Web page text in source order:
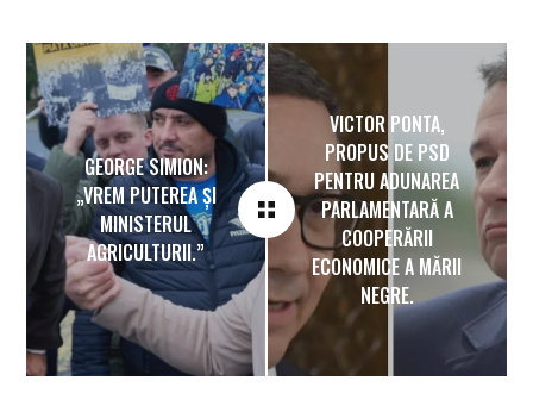
GEORGE SIMION:
„VREM PUTEREA ȘI
MINISTERUL
AGRICULTURII.”
VICTOR PONTA,
PROPUS DE PSD
PENTRU ADUNAREA
PARLAMENTARĂ A
COOPERĂRII
ECONOMICE A MĂRII
NEGRE.